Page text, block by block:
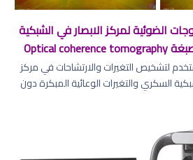
الضوئية لمركز الابصار في الشبكية
مع تصوير الأوعية بدون صبغة Optical coherence tomography
لتشخيص التغيرات والارتشاحات في مركز
السكري والتغيرات الوعائية المبكرة دون